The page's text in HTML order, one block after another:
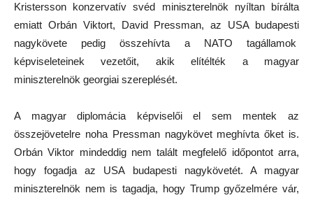
Kristersson konzervatív svéd miniszterelnök nyíltan bírálta
emiatt Orbán Viktort, David Pressman, az USA budapesti
nagykövete pedig összehívta a NATO tagállamok
képviseleteinek vezetőit, akik elítélték a magyar
miniszterelnök georgiai szereplését.
A magyar diplomácia képviselői el sem mentek az
összejövetelre noha Pressman nagykövet meghívta őket is.
Orbán Viktor mindeddig nem talált megfelelő időpontot arra,
hogy fogadja az USA budapesti nagykövetét. A magyar
miniszterelnök nem is tagadja, hogy Trump győzelmére vár,